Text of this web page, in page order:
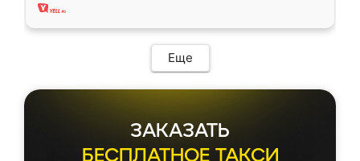
Еще
ЗАКАЗАТЬ
БЕСПЛАТНОЕ ТАКСИ